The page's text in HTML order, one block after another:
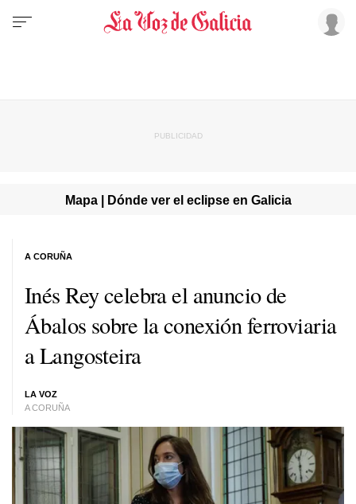
Mapa | Dónde ver el eclipse en Galicia
Inés Rey celebra el anuncio de
Ábalos sobre la conexión ferroviaria
a Langosteira
LA VOZ
A CORUÑA
A CORUÑA